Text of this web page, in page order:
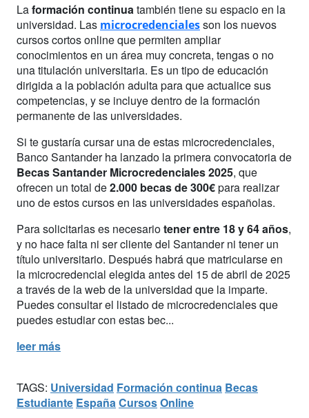
Laformación continua también tiene su espacio en la
universidad. Las microcredencialesson los nuevos
cursos cortos online que permiten ampliar
conocimientos en un área muy concreta, tengas o no
una titulación universitaria. Es un tipo de educación
dirigida a la población adulta para que actualice sus
competencias, y se incluye dentro de la formación
permanente de las universidades.
Si te gustaría cursar una de estas microcredenciales,
Banco Santander ha lanzado la primera convocatoria de
Becas Santander Microcredenciales 2025, que
ofrecen un total de2.000 becas de 300€para realizar
uno de estos cursos en las universidades españolas.
Para solicitarlas es necesariotener entre 18 y 64 años,
y no hace falta ni ser cliente del Santander ni tener un
título universitario. Después habrá que matricularse en
la microcredencial elegida antes del 15 de abril de 2025
a través de la web de la universidad que la imparte.
Puedes consultar el listado de microcredenciales que
puedes estudiar con estas bec...
leer más
TAGS: Universidad Formación continua Becas
Estudiante España CursosOnline